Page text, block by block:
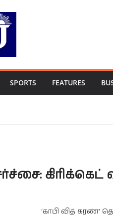
SPORTS FEATURES
கிரிக்கெட்
‘காபி வித் கரண்’